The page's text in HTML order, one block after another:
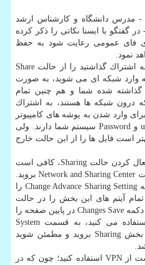
- مدرس دانشگاه و كارشناس ارشد
گفتگو با ایسنا نكاتی را ذكر كرده
فای عمومی رعایت شود به حفظ
نمود.
به قول او باید پوشه هایی كه به اشتراك گذاشتید را از حالت Share
وارد شبكه ای می شوید، به صورت
گذاشته شده شما و هم چنین تمام
كه درون شبكه ها هستند، به اشتراك
وارد شدن به پوشه های كامپیوتر
شما نیاز به وارد كردن username و Password سیستم شما دارند. ولی
است فایل ها را از این حالت خارج
او افزود: در ویندوز برای غیر فعال كردن حالت Sharing، كافی است
در بخش Control Panel به قسمت Network and Sharing Center بروید.
سپس در منوی سمت چپ گزینه Change Advance Sharing Setting را
انتخاب كنید و در بخش Public تمام آیتم های این بخش را در حالت
Turn Off قرار دهید. در انتها هم دكمه Changes Save در پایین صفحه را
بزنید. اما اگر از Mac book استفاده می كنید، به قسمت System
Performance بروید و سپس به بخش Sharing بروید و مطمئن شوید
به اعتقاد این كارشناس بهتر است از VPN استفاده كنید؛ چون كه در